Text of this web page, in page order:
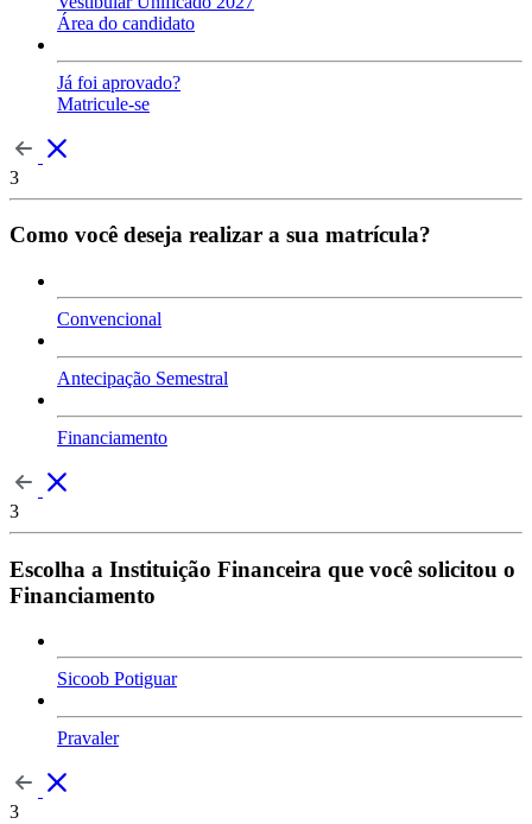
Área do candidato
Já foi aprovado?
Matricule-se
3
Como você deseja realizar a sua matrícula?
Convencional
Antecipação Semestral
Financiamento
3
Escolha a Instituição Financeira que você solicitou o
Financiamento
Sicoob Potiguar
Pravaler
3